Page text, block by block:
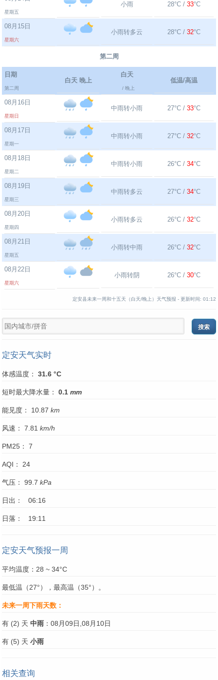
星期五
小雨 28°C / 33°C
08月15日
星期六
小雨转多云 28°C / 32°C
第二周
日期
第二周
白天 晚上
白天
/ 晚上
低温/高温
08月16日
星期日
中雨转小雨 27°C / 33°C
08月17日
星期一
中雨转小雨 27°C / 32°C
08月18日
星期二
中雨转小雨 26°C / 34°C
08月19日
星期三
中雨转多云 27°C / 34°C
08月20日
星期四
小雨转多云 26°C / 32°C
08月21日
星期五
小雨转中雨 26°C / 32°C
08月22日
星期六
小雨转阴 26°C / 30°C
定安县未来一周和十五天（白天/晚上）天气预报 - 更新时间: 01:12
定安天气实时
体感温度： 31.6 °C
短时最大降水量： 0.1 mm
能见度： 10.87 km
风速： 7.81 km/h
PM25： 7
AQI： 24
气压： 99.7 kPa
日出： 06:16
日落： 19:11
定安天气预报一周
平均温度：28 ~ 34°C
最低温（27°），最高温（35°）。
未来一周下雨天数：
有 (2) 天 中雨 ：08月09日,08月10日
有 (5) 天 小雨
相关查询